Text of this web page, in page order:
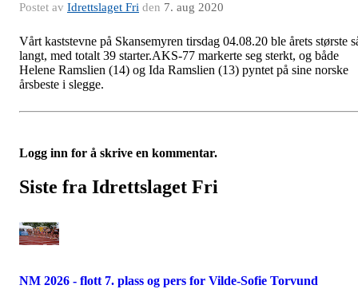
Postet av Idrettslaget Fri den 7. aug 2020
Vårt kaststevne på Skansemyren tirsdag 04.08.20 ble årets største
langt, med totalt 39 starter.AKS-77 markerte seg sterkt, og både
Helene Ramslien (14) og Ida Ramslien (13) pyntet på sine norske
årsbeste i slegge.
Logg inn for å skrive en kommentar.
Siste fra Idrettslaget Fri
NM 2026 - flott 7. plass og pers for Vilde-Sofie Torvund